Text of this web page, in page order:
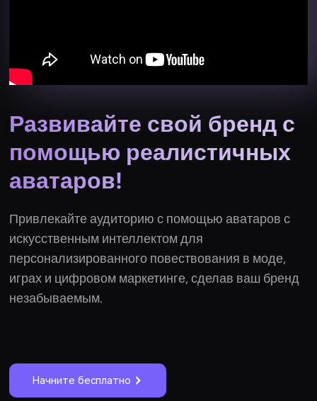
Развивайте свой бренд с
помощью реалистичных
аватаров!
Привлекайте аудиторию с помощью аватаров с
искусственным интеллектом для
персонализированного повествования в моде,
играх и цифровом маркетинге, сделав ваш бренд
незабываемым.
Начните бесплатно